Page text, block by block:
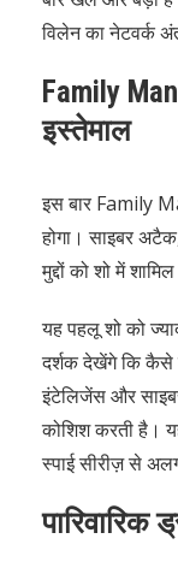
विलेन का नेटवर्क
Family
इस्तेमाल
इस बार Family
होगा। साइबर
मुद्दों को शो में
यह पहलू शो को
दर्शक देखेंगे कि कैसे
इंटेलिजेंस और
कोशिश करती है।
स्पाई सीरीज़ से
पारिवारिक